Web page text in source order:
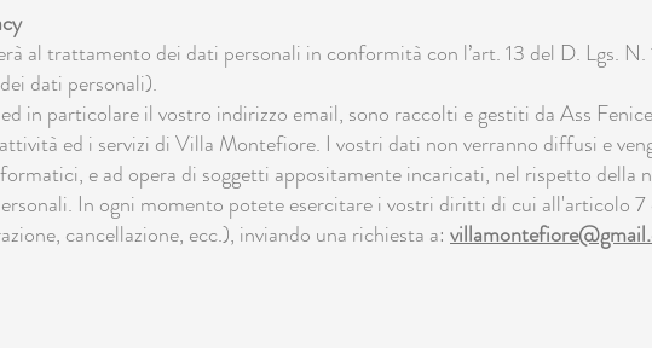
al trattamento dei dati personali in conformità con l’art. 13 del D. Lgs.
dati personali).
in particolare il vostro indirizzo email, sono raccolti e gestiti da Ass
ed i servizi di Villa Montefiore. I vostri dati non verranno diffusi e
e ad opera di soggetti appositamente incaricati, nel rispetto della
In ogni momento potete esercitare i vostri diritti di cui all'articolo
cancellazione, ecc.), inviando una richiesta a: